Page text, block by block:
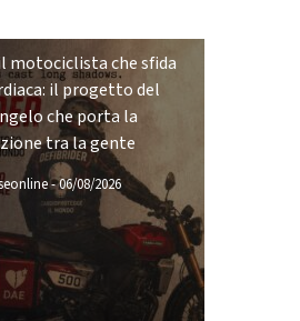
motociclista che sfida
il progetto del
che porta la
tra la gente
-06/08/2026